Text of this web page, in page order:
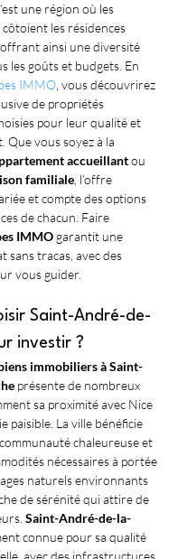
une région où les
les résidences
ainsi une diversité
les goûts et budgets. En
IMMO , vous découvrirez
de propriétés
pour leur qualité et
Que vous soyez à la
accueillant ou
familiale , l’offre
et compte des options
de chacun. Faire
IMMO garantit une
sans tracas, avec des
vous guider.
Saint-André-de-
investir ?
immobiliers à Saint-
présente de nombreux
sa proximité avec Nice
paisible. La ville bénéficie
chaleureuse et
nécessaires à portée
naturels environnants
de sérénité qui attire de
Saint-André-de-la-
connue pour sa qualité
avec des infrastructures